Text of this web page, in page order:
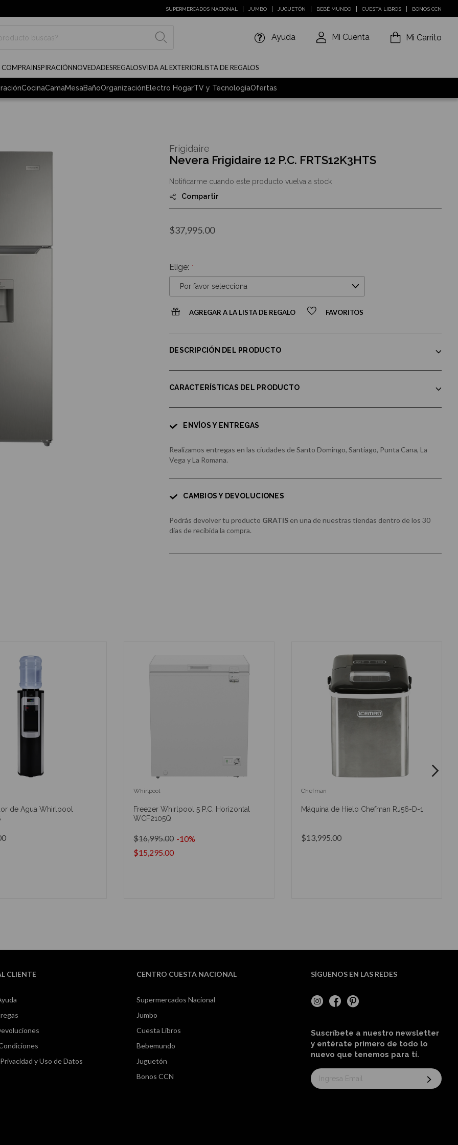
SUPERMERCADOS NACIONAL JUMBO JUGUETÓN BEBÉ MUNDO CUESTA LIBROS BONOS CCN
Ayuda Mi Cuenta Mi Carrito
COMPRAINSPIRACIÓNNOVEDADESREGALOSVIDA AL EXTERIORLISTA DE REGALOS
CocinaCamaMesaBañoOrganizaciónElectro HogarTV y TecnologíaOfertas
Nevera Frigidaire 12 P.C. FRTS12K3HTS
Compartir
$37,995.00
Notificarme cuando este producto vuelva a stock
Elige:
AGREGAR A LA LISTA DE REGALO FAVORITOS
Frigidaire
DESCRIPCIÓN DEL PRODUCTO
CARACTERÍSTICAS DEL PRODUCTO
ENVÍOS Y ENTREGAS
Realizamos entregas en las ciudades de Santo Domingo, Santiago, Punta Cana, La
Vega y La Romana.
CAMBIOS Y DEVOLUCIONES
Podrás devolver tu producto GRATIS en una de nuestras tiendas dentro de los 30
días de recibida la compra.
de Agua Whirlpool
Whirlpool
Freezer Whirlpool 5 P.C. Horizontal
WCF2105Q
$15,295.00
$16,995.00 -10%
Chefman
Máquina de Hielo Chefman RJ56-D-1
$13,995.00
CLIENTE
y Uso de Datos
CENTRO CUESTA NACIONAL
Supermercados Nacional
Jumbo
Cuesta Libros
Bebemundo
Juguetón
Bonos CCN
SÍGUENOS EN LAS REDES
Suscríbete a nuestro newsletter
y entérate primero de todo lo
nuevo que tenemos para tí.
Suscríbase
al